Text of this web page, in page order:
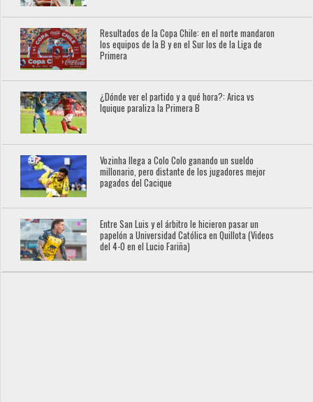
Resultados de la Copa Chile: en el norte mandaron
los equipos de la B y en el Sur los de la Liga de
Primera
¿Dónde ver el partido y a qué hora?: Arica vs
Iquique paraliza la Primera B
Vozinha llega a Colo Colo ganando un sueldo
millonario, pero distante de los jugadores mejor
pagados del Cacique
Entre San Luis y el árbitro le hicieron pasar un
papelón a Universidad Católica en Quillota (Videos
del 4-0 en el Lucio Fariña)